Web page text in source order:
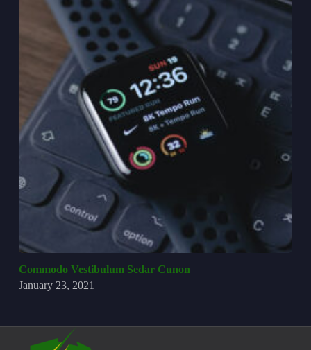
Commodo Vestibulum Sedar Cunon
January 23, 2021